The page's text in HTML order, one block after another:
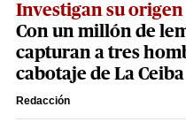
Investigan su origen
Con un millón de
capturan a tres
cabotaje de La Ceiba
Redacción